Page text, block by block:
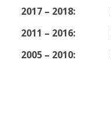
2017 – 2018:
2011 – 2016:
2005 – 2010: